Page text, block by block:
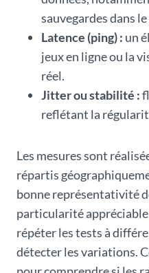
sauvegardes dans
Latence (ping) : un
jeux en ligne ou la
réel.
Jitter ou stabilité :
reflétant la
Les mesures sont
répartis
bonne représentativité
particularité
répéter les tests à
détecter les variations.